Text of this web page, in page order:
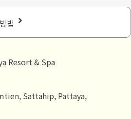
법
Resort & Spa
Sattahip, Pattaya,